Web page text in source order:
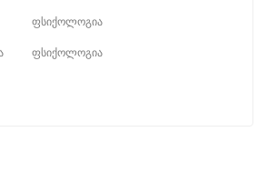
ფსიქოლოგია
ფსიქოლოგია